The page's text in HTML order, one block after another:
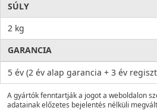
SÚLY
2 kg
GARANCIA
5 év (2 év alap garancia + 3 év
A gyártók fenntartják a jogot a weboldalon
adatainak előzetes bejelentés nélküli